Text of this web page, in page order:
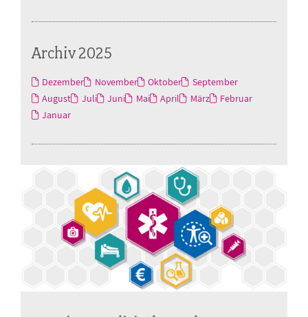
Archiv 2025
Dezember November Oktober
September
August
Juli Juni Mai April März
Februar
Januar